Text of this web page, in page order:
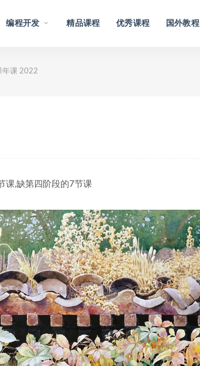
编程开发 精品课程 优秀课程 国外教程
年课 2022
课,缺第四阶段的7节课